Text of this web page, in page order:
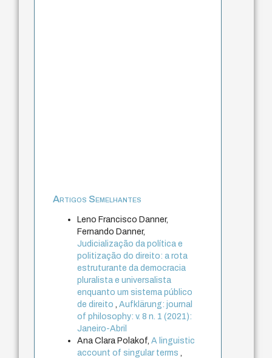
Artigos Semelhantes
Leno Francisco Danner,
Fernando Danner,
Judicialização da política e
politização do direito: a rota
estruturante da democracia
pluralista e universalista
enquanto um sistema público
de direito
,Aufklärung: journal
of philosophy: v. 8 n. 1 (2021):
Janeiro-Abril
Ana Clara Polakof,A linguistic
account of singular terms